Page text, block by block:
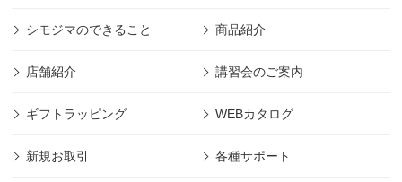
シモジマのできること 商品紹介
店舗紹介 講習会のご案内
ギフトラッピング WEBカタログ
新規お取引 各種サポート